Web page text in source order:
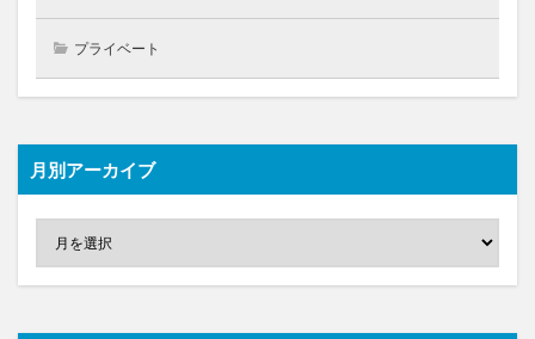
プライベート
月別アーカイブ